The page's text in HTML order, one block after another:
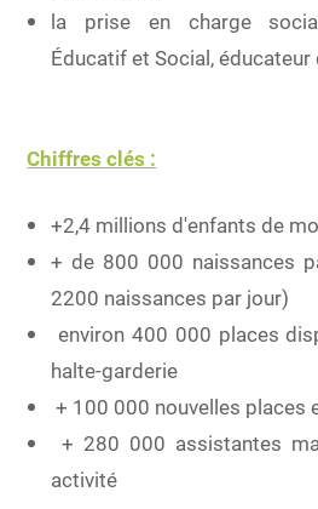
la prise en charge
Éducatif et Social,
Chiffres clés :
+2,4 millions d'enfants de
+ de 800 000 naissances
2200 naissances par jour)
environ 400 000 places
halte-garderie
+ 100 000 nouvelles places
+ 280 000 assistantes
activité